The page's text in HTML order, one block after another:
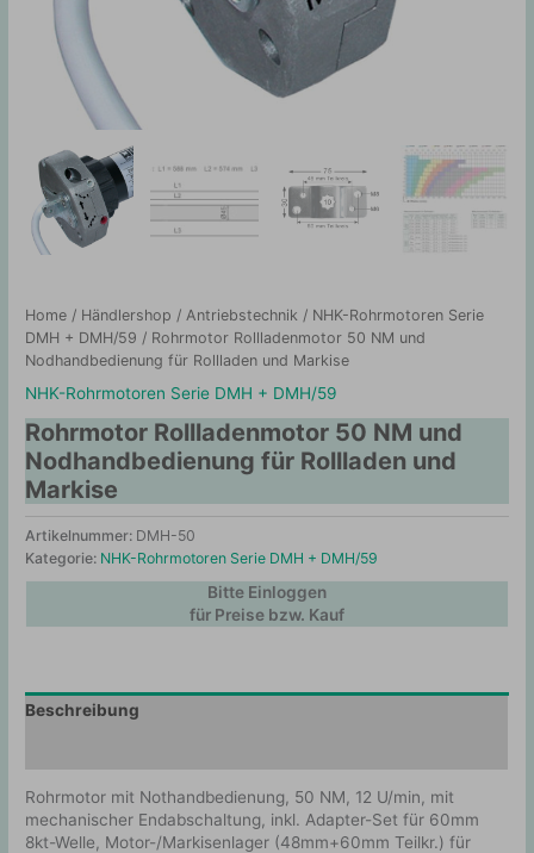
Home / Händlershop / Antriebstechnik / NHK-Rohrmotoren Serie
DMH + DMH/59 / Rohrmotor Rollladenmotor 50 NM und
Nodhandbedienung für Rollladen und Markise
NHK-Rohrmotoren Serie DMH + DMH/59
Rohrmotor Rollladenmotor 50 NM und
Nodhandbedienung für Rollladen und
Markise
Artikelnummer: DMH-50
Kategorie: NHK-Rohrmotoren Serie DMH + DMH/59
Bitte Einloggen
für Preise bzw. Kauf
Beschreibung
Rohrmotor mit Nothandbedienung, 50 NM, 12 U/min, mit
mechanischer Endabschaltung, inkl. Adapter-Set für 60mm
8kt-Welle, Motor-/Markisenlager (48mm+60mm Teilkr.) für